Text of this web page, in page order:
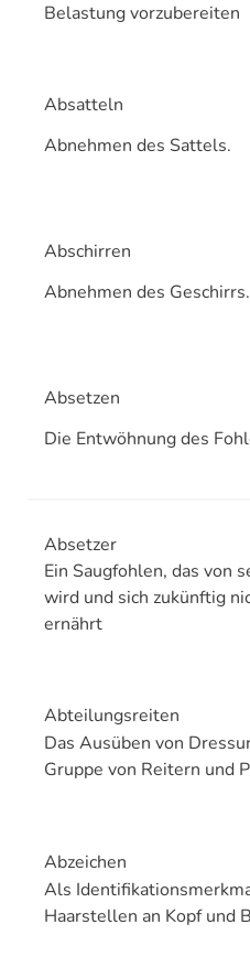
Belastung vorzubereiten
Absatteln
Abnehmen des Sattels.
Abschirren
Abnehmen des Geschirrs.
Absetzen
Die Entwöhnung des
Absetzer
Ein Saugfohlen, das von
wird und sich zukünftig
ernährt
Abteilungsreiten
Das Ausüben von
Gruppe von Reitern und
Abzeichen
Als
Haarstellen an Kopf und